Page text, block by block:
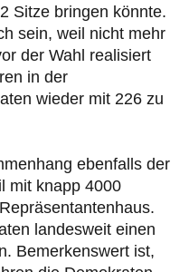
Sitze bringen könnte.
sein, weil nicht mehr
der Wahl realisiert
in der
wieder mit 226 zu
ebenfalls der
mit knapp 4000
landesweit einen
Bemerkenswert ist,